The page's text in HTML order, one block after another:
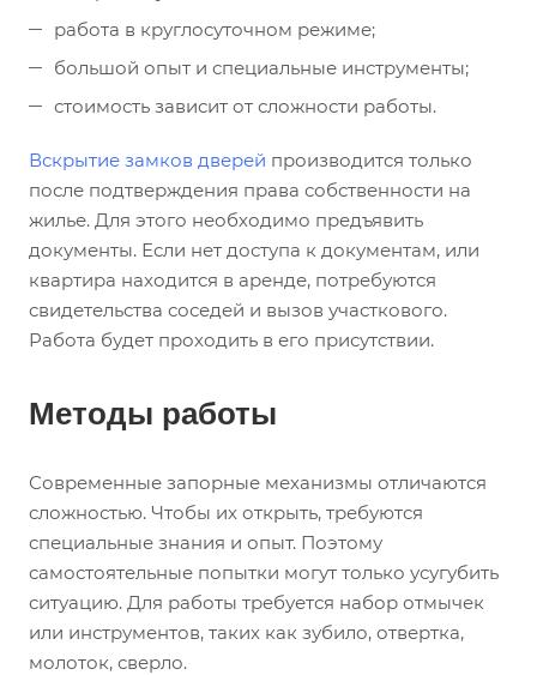
работа в круглосуточном режиме;
большой опыт и специальные инструменты;
стоимость зависит от сложности работы.
Вскрытие замков дверей производится только
после подтверждения права собственности на
жилье. Для этого необходимо предъявить
документы. Если нет доступа к документам, или
квартира находится в аренде, потребуются
свидетельства соседей и вызов участкового.
Работа будет проходить в его присутствии.
Методы работы
Современные запорные механизмы отличаются
сложностью. Чтобы их открыть, требуются
специальные знания и опыт. Поэтому
самостоятельные попытки могут только усугубить
ситуацию. Для работы требуется набор отмычек
или инструментов, таких как зубило, отвертка,
молоток, сверло.